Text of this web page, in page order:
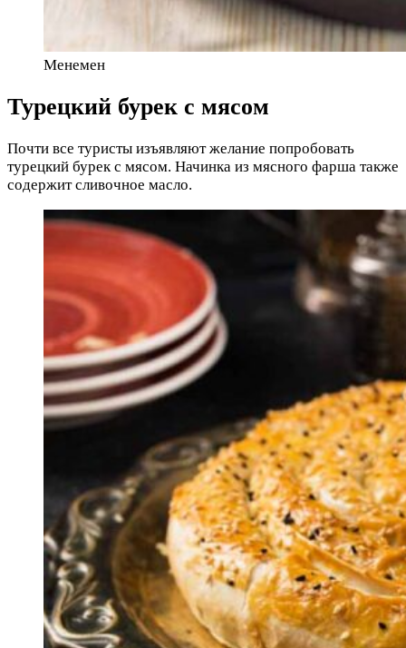
Менемен
Турецкий бурек с мясом
Почти все туристы изъявляют желание попробовать
турецкий бурек с мясом. Начинка из мясного фарша также
содержит сливочное масло.